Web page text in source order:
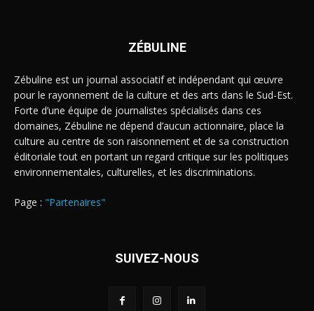
ZÉBULINE
Zébuline est un journal associatif et indépendant qui œuvre
pour le rayonnement de la culture et des arts dans le Sud-Est.
Forte d’une équipe de journalistes spécialisés dans ces
domaines, Zébuline ne dépend d’aucun actionnaire, place la
culture au centre de son raisonnement et de sa construction
éditoriale tout en portant un regard critique sur les politiques
environnementales, culturelles, et les discriminations.
Page : "Partenaires"
SUIVEZ-NOUS